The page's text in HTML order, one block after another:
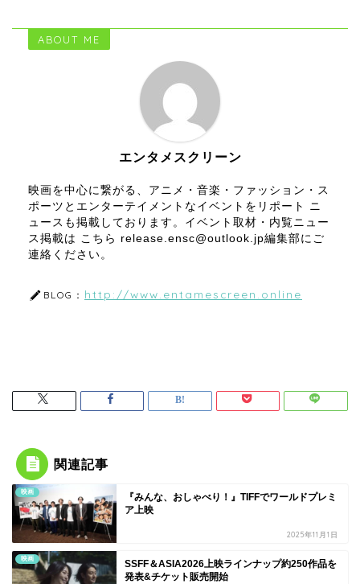
ABOUT ME
エンタメスクリーン
映画を中心に繋がる、アニメ・音楽・ファッション・ス
ポーツとエンターテイメントなイベントをリポート ニ
ュースも掲載しております。イベント取材・内覧ニュー
ス掲載は こちら release.ensc@outlook.jp編集部にご
連絡ください。
BLOG： http://www.entamescreen.online
関連記事
映画
『みんな、おしゃべり！』TIFFでワールドプレミ
ア上映
2025年11月1日
映画
SSFF＆ASIA2026上映ラインナップ約250作品を
発表&チケット販売開始